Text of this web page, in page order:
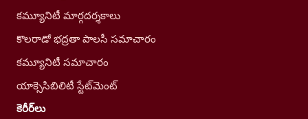
కమ్యూనిటీ మార్గదర్శకాలు
కొలరాడో భద్రతా పాలసీ సమాచారం
కమ్యూనిటీ సమాచారం
యాక్సెసిబిలిటీ స్టేట్‌మెంట్
కెరీర్‌లు